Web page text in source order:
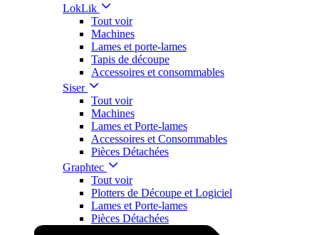
LokLik
Tout voir
Machines
Lames et porte-lames
Tapis de découpe
Accessoires et consommables
Siser
Tout voir
Machines
Lames et Porte-lames
Accessoires et Consommables
Pièces Détachées
Graphtec
Tout voir
Plotters de Découpe et Logiciel
Lames et Porte-lames
Pièces Détachées